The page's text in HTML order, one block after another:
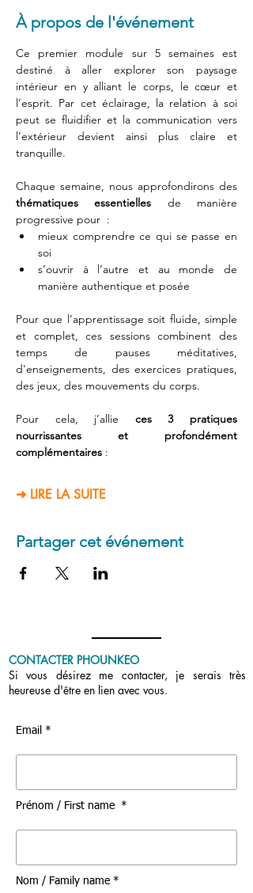
À propos de l'événement
Ce premier module sur 5 semaines est
destiné à aller explorer son paysage
intérieur en y alliant le corps, le cœur et
l’esprit. Par cet éclairage, la relation à soi
peut se fluidifier et la communication vers
l’extérieur devient ainsi plus claire et
tranquille.
thématiques essentielles de manière
progressive pour  :
mieux comprendre ce qui se passe en
soi
s’ouvrir à l’autre et au monde de
manière authentique et posée
Pour que l’apprentissage soit fluide, simple
et complet, ces sessions combinent des
temps de pauses méditatives,
d'enseignements, des exercices pratiques,
des jeux, des mouvements du corps.
Pour cela, j’allie ces 3 pratiques
nourrissantes et profondément
complémentaires :
➜ LIRE LA SUITE
Partager cet événement
CONTACTER PHOUNKEO
Si vous désirez me contacter, je serais très
heureuse d'être en lien avec vous.
Email *
Prénom / First name *
Nom / Family name *